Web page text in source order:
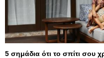
5 σημάδια ότι το σπίτι σου